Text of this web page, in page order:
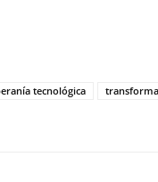
tecnológica